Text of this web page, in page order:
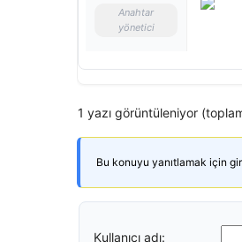
Anahtar
yönetici
1 yazı görüntüleniyor
Bu konuyu yanıtlamak için
Kullanıcı adı: